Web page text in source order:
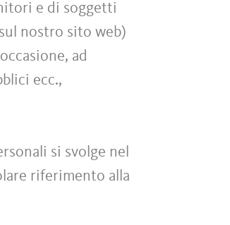
e di soggetti
nostro sito web)
ad
ecc.,
si svolge nel
riferimento alla